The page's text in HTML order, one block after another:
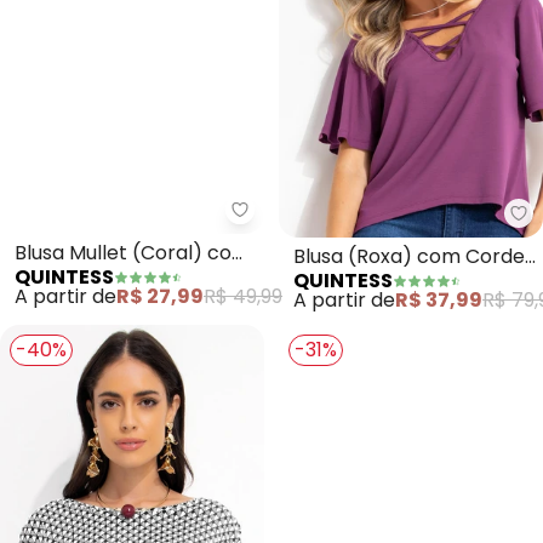
Quintess - Blusa Mullet (Coral)
Blusa Mullet (Coral) com
Fendas
QUINTESS
A partir deR$ 27,99R$ 49,99
Blusa (Roxa) com Cordel
Transpassado
QUINTESS
A partir deR$ 37,99R$
-40%
-31%